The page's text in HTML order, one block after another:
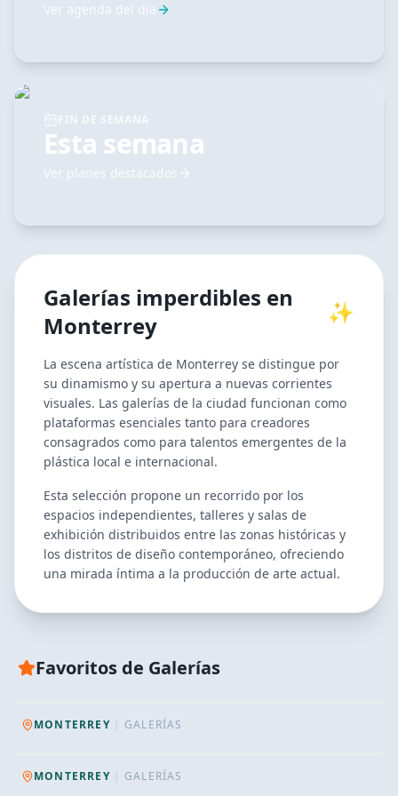
Ver agenda del día
Esta semana
Ver planes destacados
Galerías imperdibles en
Monterrey
✨
La escena artística de Monterrey se distingue por
su dinamismo y su apertura a nuevas corrientes
visuales. Las galerías de la ciudad funcionan como
plataformas esenciales tanto para creadores
consagrados como para talentos emergentes de la
plástica local e internacional.
Esta selección propone un recorrido por los
espacios independientes, talleres y salas de
exhibición distribuidos entre las zonas históricas y
los distritos de diseño contemporáneo, ofreciendo
una mirada íntima a la producción de arte actual.
Favoritos de Galerías
Olarte Galería y Taller
MONTERREY GALERÍAS
Carápan
MONTERREY GALERÍAS